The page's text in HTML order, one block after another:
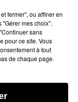
À 06H59
fermer", ou affiner en
mes choix".
sans
pour ce site. Vous
à tout
de chaque page.